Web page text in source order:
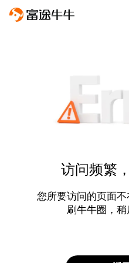
访问频繁
您所要访问的页面
刷牛牛圈，